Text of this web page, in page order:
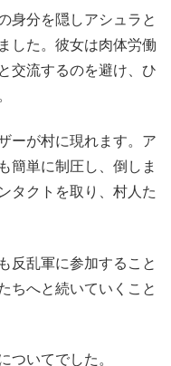
身分を隠しアシュラと
した。彼女は肉体労働
交流するのを避け、ひ
ーが村に現れます。ア
簡単に制圧し、倒しま
タクトを取り、村人た
反乱軍に参加すること
ちへと続いていくこと
ついてでした。